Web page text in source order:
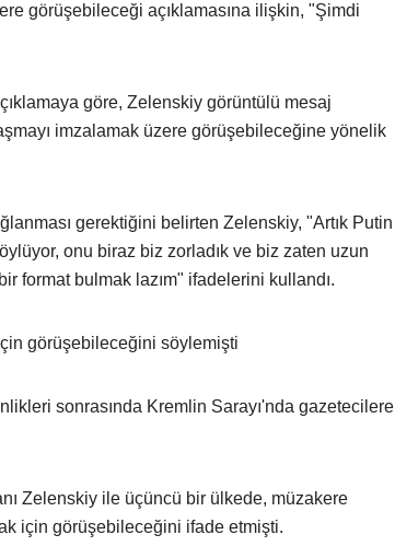
görüşebileceği açıklamasına ilişkin, "Şimdi
göre, Zelenskiy görüntülü mesaj
imzalamak üzere görüşebileceğine yönelik
gerektiğini belirten Zelenskiy, "Artık Putin
onu biraz biz zorladık ve biz zaten uzun
format bulmak lazım" ifadelerini kullandı.
görüşebileceğini söylemişti
sonrasında Kremlin Sarayı'nda gazetecilere
Zelenskiy ile üçüncü bir ülkede, müzakere
için görüşebileceğini ifade etmişti.